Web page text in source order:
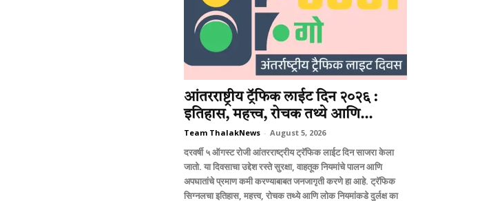
आंतरराष्ट्रीय ट्रॅफिक लाईट दिन २०२६ :
इतिहास, महत्त्व, रोचक तथ्ये आणि...
Team ThalakNews - August 5, 2026
दरवर्षी ५ ऑगस्ट रोजी आंतरराष्ट्रीय ट्रॅफिक लाईट दिन साजरा केला
जातो. या दिवसाचा उद्देश रस्ते सुरक्षा, वाहतूक नियमांचे पालन आणि
अपघातांचे प्रमाण कमी करण्याबाबत जनजागृती करणे हा आहे. ट्रॅफिक
सिग्नलचा इतिहास, महत्त्व, रोचक तथ्ये आणि लोक नियमांकडे दुर्लक्ष का